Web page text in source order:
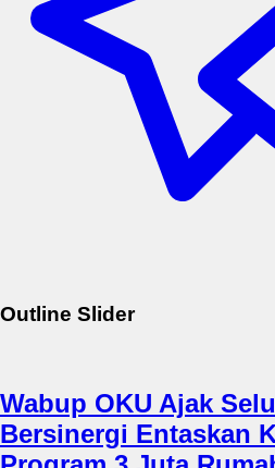
Outline Slider
Wabup OKU Ajak
Bersinergi Entaskan